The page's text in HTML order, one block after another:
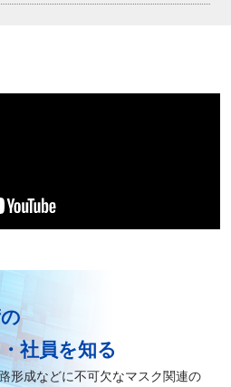
社員を知る
形成などに不可欠なマスク関連の